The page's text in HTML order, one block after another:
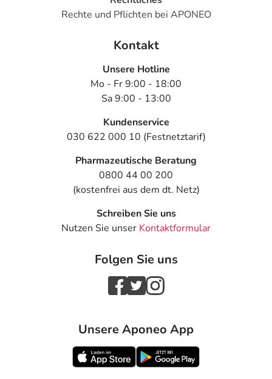
Rechte und Pflichten bei APONEO
Kontakt
Unsere Hotline
Mo - Fr 9:00 - 18:00
Sa 9:00 - 13:00
Kundenservice
030 622 000 10 (Festnetztarif)
Pharmazeutische Beratung
0800 44 00 200
(kostenfrei aus dem dt. Netz)
Schreiben Sie uns
Nutzen Sie unser Kontaktformular
Folgen Sie uns
Unsere Aponeo App